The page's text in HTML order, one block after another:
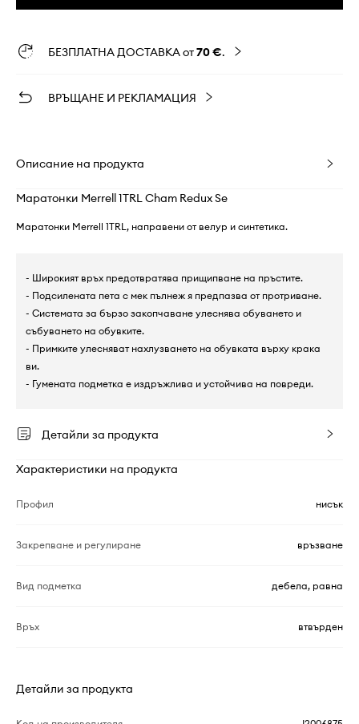
БЕЗПЛАТНА ДОСТАВКА от70 €.
ВРЪЩАНЕ И РЕКЛАМАЦИЯ
Описание на продукта
Маратонки Merrell 1TRL Cham Redux Se
Маратонки Merrell 1TRL, направени от велур и синтетика.
- Широкият връх предотвратява прищипване на пръстите.
- Подсилената пета с мек пълнеж я предпазва от протриване.
- Системата за бързо закопчаване улеснява обуването и
събуването на обувките.
- Примките улесняват нахлузването на обувката върху крака
ви.
- Гумената подметка е издръжлива и устойчива на повреди.
Детайли за продукта
Характеристики на продукта
Профил нисък
Закрепване и регулиране връзване
Вид подметка дебела, равна
Връх втвърден
Детайли за продукта